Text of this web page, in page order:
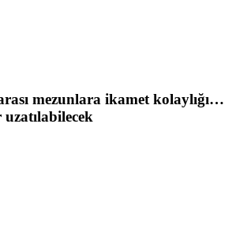
mezunlara ikamet kolaylığı…